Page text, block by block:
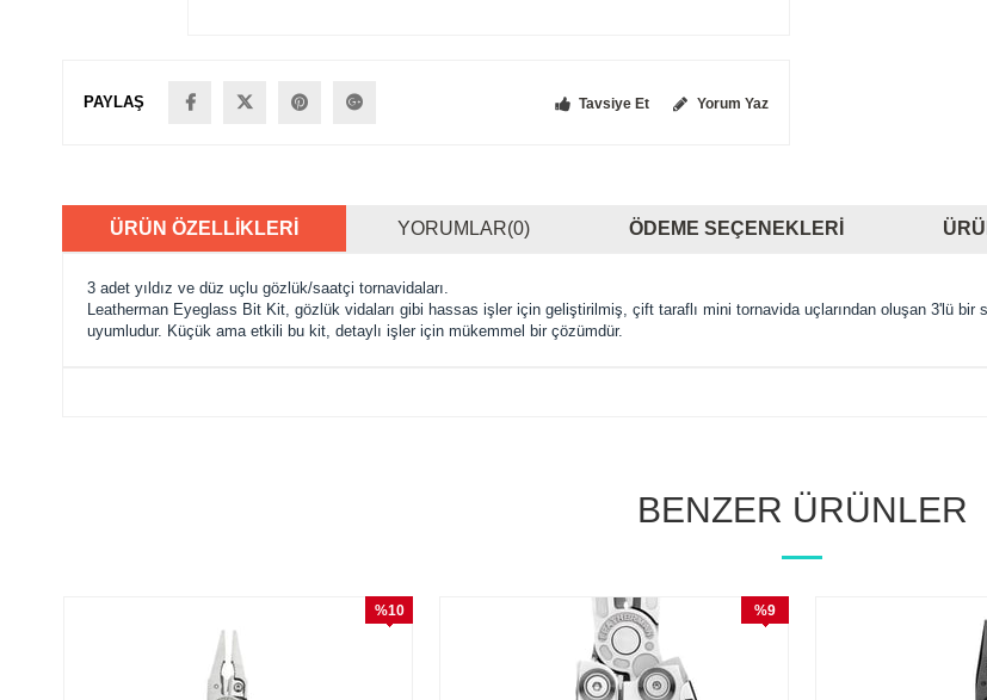
PAYLAŞ Tavsiye Et Yorum Yaz
ÜRÜN ÖZELLIKLERI YORUMLAR(0) ÖDEME SEÇENEKLERI
3 adet yıldız ve düz uçlu gözlük/saatçi tornavidaları.
Leatherman Eyeglass Bit Kit, gözlük vidaları gibi hassas işler için geliştirilmiş, çift taraflı mini tornavida uçlarından oluşan 3'lü
uyumludur. Küçük ama etkili bu kit, detaylı işler için mükemmel bir çözümdür.
BENZER ÜRÜNLER
%10
%9